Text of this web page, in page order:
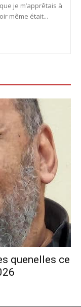
je m’apprêtais à
même était...
quenelles ce